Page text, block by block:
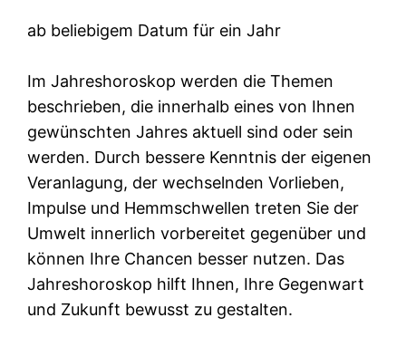
ab beliebigem Datum für ein Jahr
Im Jahreshoroskop werden die Themen
beschrieben, die innerhalb eines von Ihnen
gewünschten Jahres aktuell sind oder sein
werden. Durch bessere Kenntnis der eigenen
Veranlagung, der wechselnden Vorlieben,
Impulse und Hemmschwellen treten Sie der
Umwelt innerlich vorbereitet gegenüber und
können Ihre Chancen besser nutzen. Das
Jahreshoroskop hilft Ihnen, Ihre Gegenwart
und Zukunft bewusst zu gestalten.